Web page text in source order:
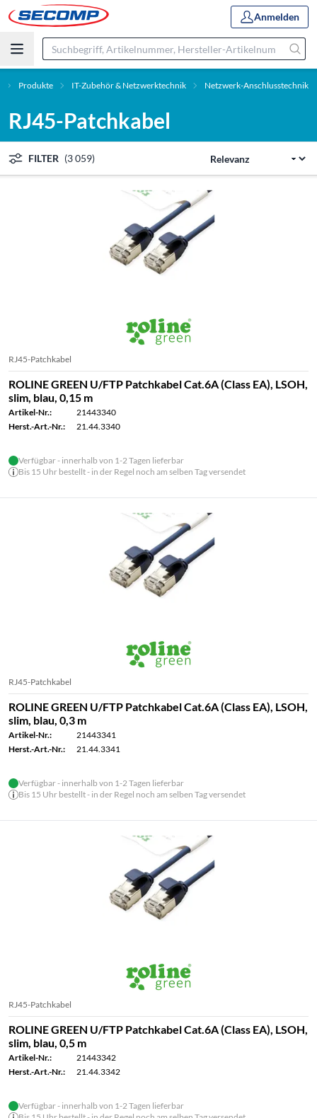
Anmelden
Produkte IT-Zubehör & Netzwerktechnik Netzwerk-Anschlusstechnik
RJ45-Patchkabel
FILTER (3 059)
RJ45-Patchkabel
ROLINE GREEN U/FTP Patchkabel Cat.6A (Class EA), LSOH,
slim, blau, 0,15 m
Artikel-Nr.:
21443340
Herst.-Art.-Nr.:
21.44.3340
Verfügbar - innerhalb von 1-2 Tagen lieferbar
Bis 15 Uhr bestellt - in der Regel noch am selben Tag versendet
RJ45-Patchkabel
ROLINE GREEN U/FTP Patchkabel Cat.6A (Class EA), LSOH,
slim, blau, 0,3 m
Artikel-Nr.:
21443341
Herst.-Art.-Nr.:
21.44.3341
Verfügbar - innerhalb von 1-2 Tagen lieferbar
Bis 15 Uhr bestellt - in der Regel noch am selben Tag versendet
RJ45-Patchkabel
ROLINE GREEN U/FTP Patchkabel Cat.6A (Class EA), LSOH,
slim, blau, 0,5 m
Artikel-Nr.:
21443342
Herst.-Art.-Nr.:
21.44.3342
Verfügbar - innerhalb von 1-2 Tagen lieferbar